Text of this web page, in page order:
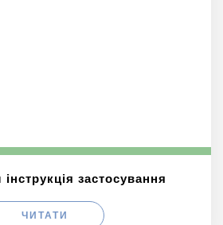
застосування
ЧИТАТИ